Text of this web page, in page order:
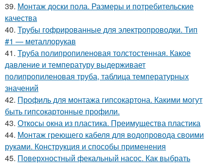
39. Монтаж доски пола. Размеры и потребительские
качества
40. Трубы гофрированные для электропроводки. Тип
#1 — металлорукав
41. Труба полипропиленовая толстостенная. Какое
давление и температуру выдерживает
полипропиленовая труба, таблица температурных
значений
42. Профиль для монтажа гипсокартона. Какими могут
быть гипсокартонные профили.
43. Откосы окна из пластика. Преимущества пластика
44. Монтаж греющего кабеля для водопровода своими
руками. Конструкция и способы применения
45. Поверхностный фекальный насос. Как выбрать